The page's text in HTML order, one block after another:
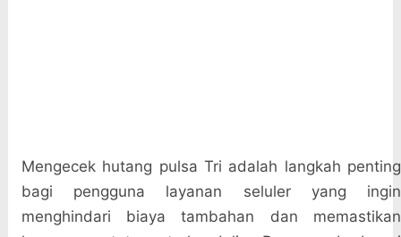
Mengecek hutang pulsa Tri adalah langkah penting
bagi pengguna layanan seluler yang ingin
menghindari biaya tambahan dan memastikan